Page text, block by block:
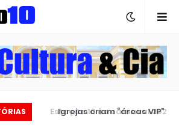
Estação 10 no carnaval 2025